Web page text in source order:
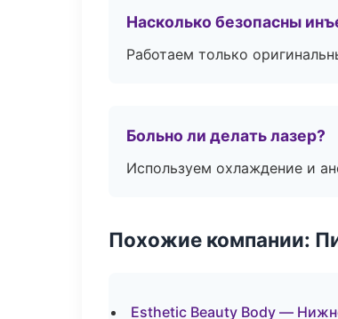
Насколько безопасны
Работаем только
Больно ли делать лазер?
Используем охлаждение и
Похожие компании:
Esthetic Beauty Body —